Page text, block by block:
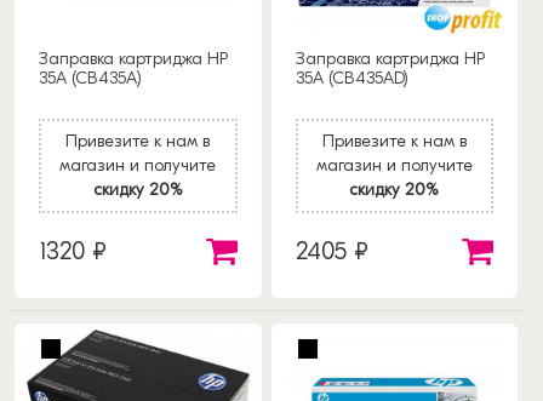
Заправка картриджа HP
35A (CB435A)
Привезите к нам в
магазин и получите
скидку 20%
1320 ₽
Заправка картриджа HP
35A (CB435AD)
Привезите к нам в
магазин и получите
скидку 20%
2405 ₽